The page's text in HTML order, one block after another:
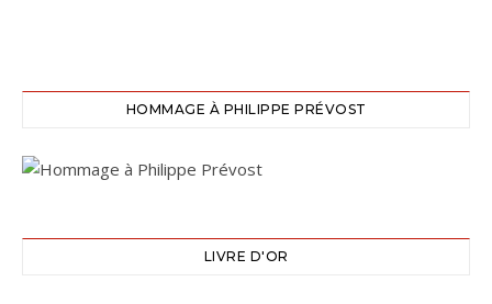
HOMMAGE À PHILIPPE PRÉVOST
LIVRE D'OR